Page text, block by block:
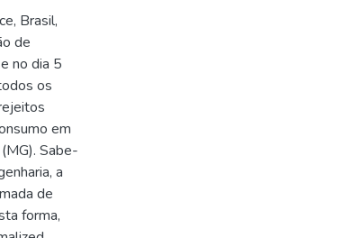
Brasil,
de
no dia 5
os
em
Sabe-
a
de
forma,